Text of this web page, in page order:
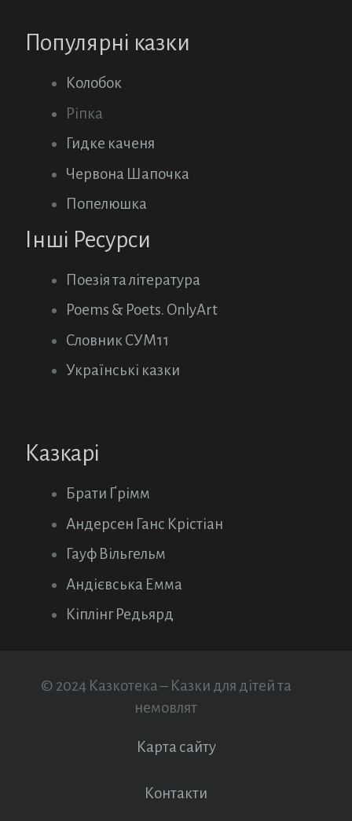
Популярні казки
Колобок
Ріпка
Гидке каченя
Червона Шапочка
Попелюшка
Інші Ресурси
Поезія та література
Poems & Poets. OnlyArt
Словник СУМ11
Українські казки
Казкарі
Брати Ґрімм
Андерсен Ганс Крістіан
Гауф Вільгельм
Андієвська Емма
Кіплінг Редьярд
© 2024 Казкотека – Казки для дітей та
немовлят
Карта сайту
Контакти